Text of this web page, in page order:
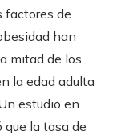
factores de
han
mitad de los
la edad adulta
estudio en
la tasa de